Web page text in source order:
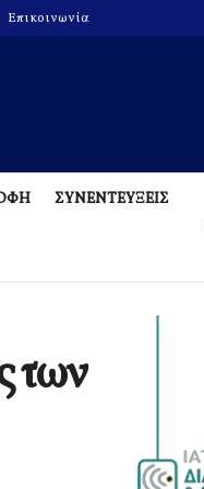
Επικοινωνία
ΣΥΝΕΝΤΕΥΞΕΙΣ
των